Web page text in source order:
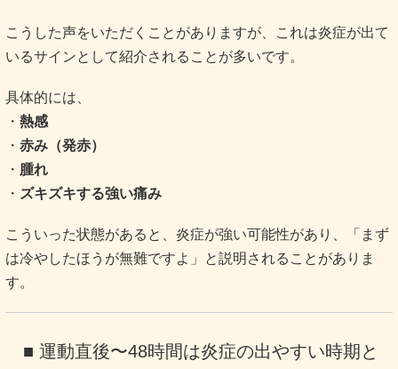
こうした声をいただくことがありますが、これは炎症が出て
いるサインとして紹介されることが多いです。
具体的には、
・ 熱感
・ 赤み（発赤）
・ 腫れ
・ ズキズキする強い痛み
こういった状態があると、炎症が強い可能性があり、「まず
は冷やしたほうが無難ですよ」と説明されることがありま
す。
■ 運動直後〜48時間は炎症の出やすい時期と